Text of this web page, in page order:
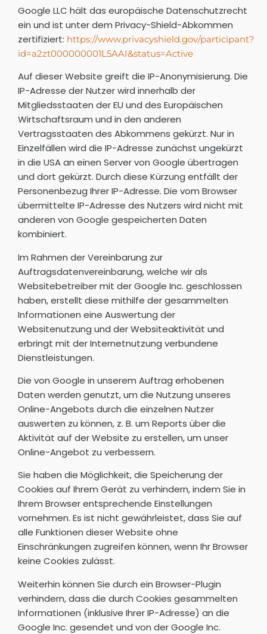
Google LLC hält das europäische Datenschutzrecht
ein und ist unter dem Privacy-Shield-Abkommen
zertifiziert: https://www.privacyshield.gov/participant?
id=a2zt000000001L5AAI&status=Active
Auf dieser Website greift die IP-Anonymisierung. Die
IP-Adresse der Nutzer wird innerhalb der
Mitgliedsstaaten der EU und des Europäischen
Wirtschaftsraum und in den anderen
Vertragsstaaten des Abkommens gekürzt. Nur in
Einzelfällen wird die IP-Adresse zunächst ungekürzt
in die USA an einen Server von Google übertragen
und dort gekürzt. Durch diese Kürzung entfällt der
Personenbezug Ihrer IP-Adresse. Die vom Browser
übermittelte IP-Adresse des Nutzers wird nicht mit
anderen von Google gespeicherten Daten
kombiniert.
Im Rahmen der Vereinbarung zur
Auftragsdatenvereinbarung, welche wir als
Websitebetreiber mit der Google Inc. geschlossen
haben, erstellt diese mithilfe der gesammelten
Informationen eine Auswertung der
Websitenutzung und der Websiteaktivität und
erbringt mit der Internetnutzung verbundene
Dienstleistungen.
Die von Google in unserem Auftrag erhobenen
Daten werden genutzt, um die Nutzung unseres
Online-Angebots durch die einzelnen Nutzer
auswerten zu können, z. B. um Reports über die
Aktivität auf der Website zu erstellen, um unser
Online-Angebot zu verbessern.
Sie haben die Möglichkeit, die Speicherung der
Cookies auf Ihrem Gerät zu verhindern, indem Sie in
Ihrem Browser entsprechende Einstellungen
vornehmen. Es ist nicht gewährleistet, dass Sie auf
alle Funktionen dieser Website ohne
Einschränkungen zugreifen können, wenn Ihr Browser
keine Cookies zulässt.
Weiterhin können Sie durch ein Browser-Plugin
verhindern, dass die durch Cookies gesammelten
Informationen (inklusive Ihrer IP-Adresse) an die
Google Inc. gesendet und von der Google Inc.